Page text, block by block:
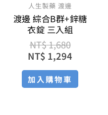
人生製藥 渡邊
渡邊 綜合B群+鋅糖
衣錠 三入組
NT$1,680
NT$ 1,294
加入購物車